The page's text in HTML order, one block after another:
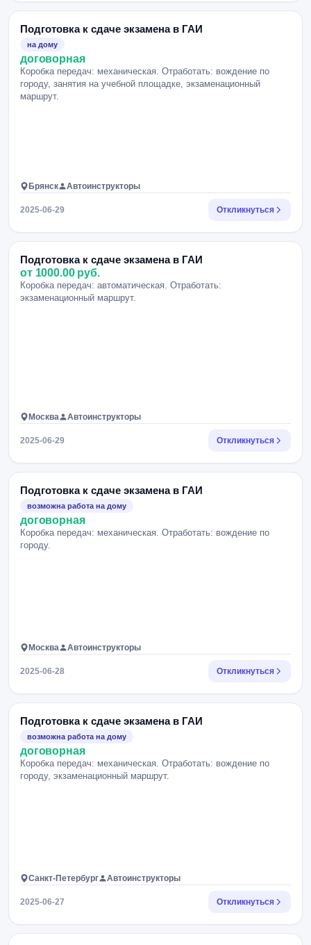
Подготовка к сдаче экзамена в ГАИ
на дому
договорная
Коробка передач: механическая. Отработать: вождение по
городу, занятия на учебной площадке, экзаменационный
маршрут.
Брянск Автоинструкторы
2025-06-29 Откликнуться
Подготовка к сдаче экзамена в ГАИ
от 1000.00 руб.
Коробка передач: автоматическая. Отработать:
экзаменационный маршрут.
Москва Автоинструкторы
2025-06-29 Откликнуться
Подготовка к сдаче экзамена в ГАИ
возможна работа на дому
договорная
Коробка передач: механическая. Отработать: вождение по
городу.
Москва Автоинструкторы
2025-06-28 Откликнуться
Подготовка к сдаче экзамена в ГАИ
возможна работа на дому
договорная
Коробка передач: механическая. Отработать: вождение по
городу, экзаменационный маршрут.
Санкт-Петербург Автоинструкторы
2025-06-27 Откликнуться